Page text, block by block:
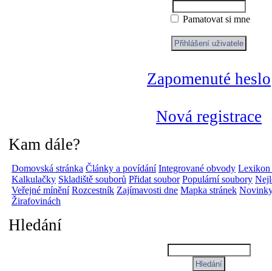
Pamatovat si mne
Zapomenuté heslo
Nová registrace
Kam dále?
Domovská stránka Články a povídání Integrované obvody Lexikon
Kalkulačky Skladiště souborů Přidat soubor Populární soubory
Veřejné mínění Rozcestník Zajímavosti dne Mapka stránek
Žirafovinách
Hledání